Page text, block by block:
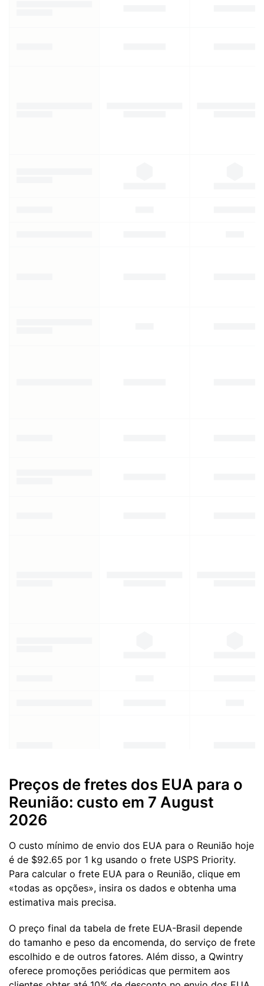
Preços de fretes dos EUA para o
Reunião: custo em 7 August
2026
O custo mínimo de envio dos EUA para o Reunião hoje
é de $92.65 por 1 kg usando o frete USPS Priority.
Para calcular o frete EUA para o Reunião, clique em
«todas as opções», insira os dados e obtenha uma
estimativa mais precisa.
O preço final da tabela de frete EUA-Brasil depende
do tamanho e peso da encomenda, do serviço de frete
escolhido e de outros fatores. Além disso, a Qwintry
oferece promoções periódicas que permitem aos